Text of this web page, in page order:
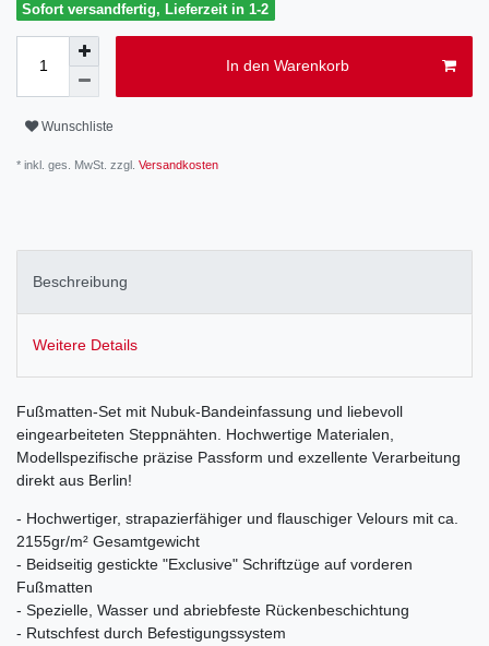
Sofort versandfertig, Lieferzeit in 1-2
In den Warenkorb
Wunschliste
* inkl. ges. MwSt. zzgl. Versandkosten
Beschreibung
Weitere Details
Fußmatten-Set mit Nubuk-Bandeinfassung und liebevoll
eingearbeiteten Steppnähten. Hochwertige Materialen,
Modellspezifische präzise Passform und exzellente Verarbeitung
direkt aus Berlin!
- Hochwertiger, strapazierfähiger und flauschiger Velours mit ca.
2155gr/m² Gesamtgewicht
- Beidseitig gestickte "Exclusive" Schriftzüge auf vorderen
Fußmatten
- Spezielle, Wasser und abriebfeste Rückenbeschichtung
- Rutschfest durch Befestigungssystem